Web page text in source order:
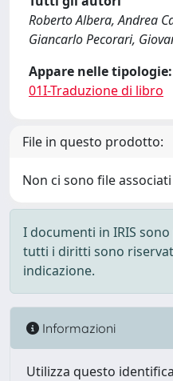
Roberto Albera, Andrea
Giancarlo Pecorari,
Appare nelle tipologie:
01I-Traduzione di libro
File in questo prodotto:
Non ci sono file
I documenti in IRIS
tutti i diritti sono
indicazione.
Informazioni
Utilizza questo